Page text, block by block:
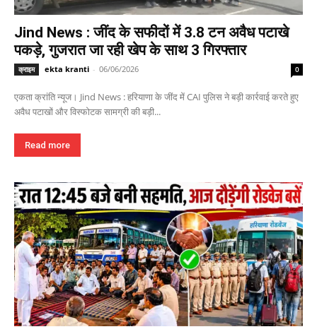
Jind News : जींद के सफीदों में 3.8 टन अवैध पटाखे
पकड़े, गुजरात जा रही खेप के साथ 3 गिरफ्तार
क्राइम ekta kranti - 06/06/2026 0
एकता क्रांति न्यूज। Jind News : हरियाणा के जींद में CAI पुलिस ने बड़ी कार्रवाई करते हुए
अवैध पटाखों और विस्फोटक सामग्री की बड़ी...
Read more